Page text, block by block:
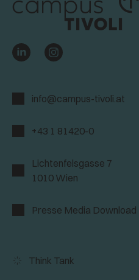
info@campus-tivoli.at
+43 1 81420-0
Lichtenfelsgasse 7
1010 Wien
Presse Media Download
Think Tank